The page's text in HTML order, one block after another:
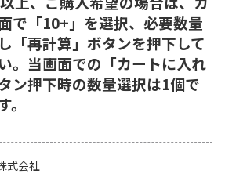
で「10+」を選択、必要数量
「再計算」ボタンを押下して
。当画面での「カートに入れ
ン押下時の数量選択は1個で
式会社